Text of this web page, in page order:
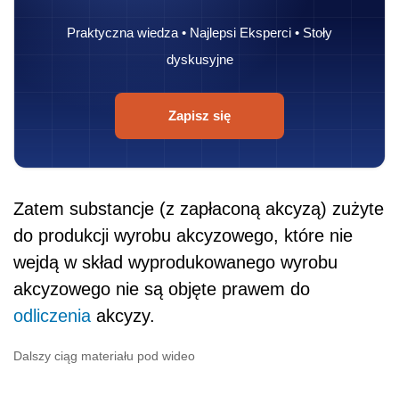
Praktyczna wiedza • Najlepsi Eksperci • Stoły
dyskusyjne
Zapisz się
Zatem substancje (z zapłaconą akcyzą) zużyte
do produkcji wyrobu akcyzowego, które nie
wejdą w skład wyprodukowanego wyrobu
akcyzowego nie są objęte prawem do
odliczenia akcyzy.
Dalszy ciąg materiału pod wideo